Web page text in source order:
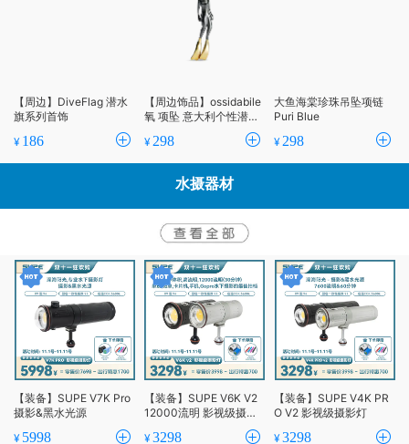
【周边】DiveFlag 潜水
旗系列首饰
¥ 186
【周边饰品】ossidabile
氧 项坠 意大利个性潜水
¥ 298
大鱼海棠珍珠吊坠项链
Puri Blue
¥ 298
水摄器材
【装备】SUPE V7K Pro
摄影&黑水光源
¥ 5998
【装备】SUPE V6K V2
12000流明 影视级摄影
¥3298
【装备】SUPE V4K PR
O V2 影视级摄影灯
¥3298